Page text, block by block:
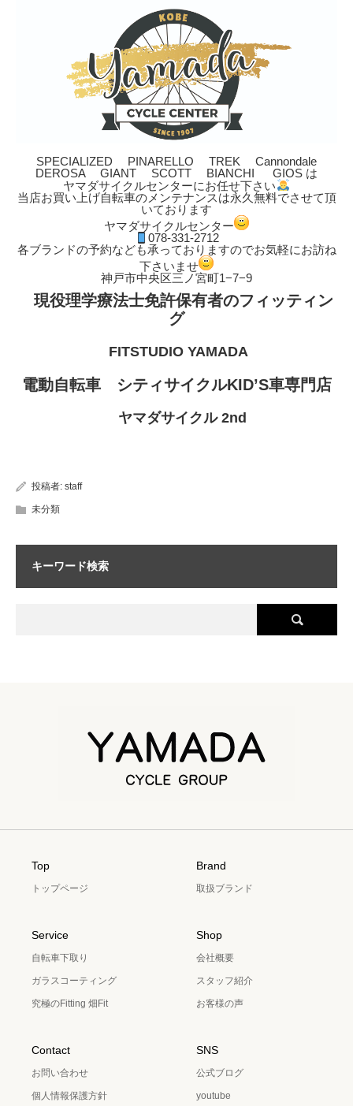
SPECIALIZED PINARELLO TREK Cannondale
DEROSA GIANT SCOTT BIANCHI GIOS は
ヤマダサイクルセンターにお任せ下さい
当店お買い上げ自転車のメンテナンスは永久無料でさせて頂
いております
ヤマダサイクルセンター
078-331-2712
各ブランドの予約なども承っておりますのでお気軽にお訪ね
下さいませ
神戸市中央区三ノ宮町1−7−9
現役理学療法士免許保有者のフィッティン
グ
FITSTUDIO YAMADA
電動自転車 シティサイクルKID’S車専門店
ヤマダサイクル 2nd
投稿者: staff
未分類
キーワード検索
Top
トップページ
Brand
取扱ブランド
Service
自転車下取り
ガラスコーティング
究極のFitting 畑Fit
Shop
会社概要
スタッフ紹介
お客様の声
Contact
お問い合わせ
個人情報保護方針
SNS
公式ブログ
youtube